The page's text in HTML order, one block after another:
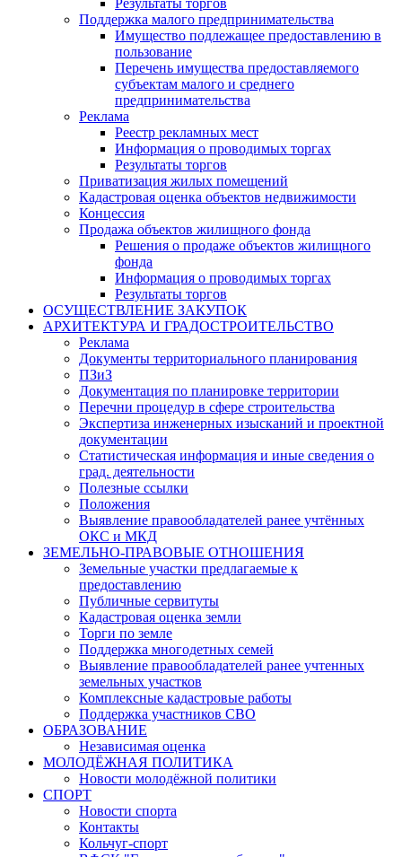
Результаты торгов
Поддержка малого предпринимательства
Имущество подлежащее предоставлению в
пользование
Перечень имущества предоставляемого
субъектам малого и среднего
предпринимательства
Реклама
Реестр рекламных мест
Информация о проводимых торгах
Результаты торгов
Приватизация жилых помещений
Кадастровая оценка объектов недвижимости
Концессия
Продажа объектов жилищного фонда
Решения о продаже объектов жилищного
фонда
Информация о проводимых торгах
Результаты торгов
ОСУЩЕСТВЛЕНИЕ ЗАКУПОК
АРХИТЕКТУРА И ГРАДОСТРОИТЕЛЬСТВО
Реклама
Документы территориального планирования
ПЗиЗ
Документация по планировке территории
Перечни процедур в сфере строительства
Экспертиза инженерных изысканий и проектной
документации
Статистическая информация и иные сведения о
град. деятельности
Полезные ссылки
Положения
Выявление правообладателей ранее учтённых
ОКС и МКД
ЗЕМЕЛЬНО-ПРАВОВЫЕ ОТНОШЕНИЯ
Земельные участки предлагаемые к
предоставлению
Публичные сервитуты
Кадастровая оценка земли
Торги по земле
Поддержка многодетных семей
Выявление правообладателей ранее учтенных
земельных участков
Комплексные кадастровые работы
Поддержка участников СВО
ОБРАЗОВАНИЕ
Независимая оценка
МОЛОДЁЖНАЯ ПОЛИТИКА
Новости молодёжной политики
СПОРТ
Новости спорта
Контакты
Кольчуг-спорт